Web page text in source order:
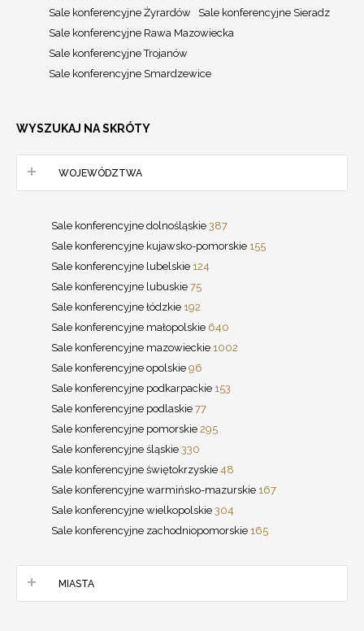
Sale konferencyjne Żyrardów
Sale konferencyjne Sieradz
Sale konferencyjne Rawa Mazowiecka
Sale konferencyjne Trojanów
Sale konferencyjne Smardzewice
WYSZUKAJ NA SKRÓTY
WOJEWÓDZTWA
Sale konferencyjne dolnośląskie 387
Sale konferencyjne kujawsko-pomorskie 155
Sale konferencyjne lubelskie 124
Sale konferencyjne lubuskie 75
Sale konferencyjne łódzkie 192
Sale konferencyjne małopolskie 640
Sale konferencyjne mazowieckie 1002
Sale konferencyjne opolskie 96
Sale konferencyjne podkarpackie 153
Sale konferencyjne podlaskie 77
Sale konferencyjne pomorskie 295
Sale konferencyjne śląskie 330
Sale konferencyjne świętokrzyskie 48
Sale konferencyjne warmińsko-mazurskie 167
Sale konferencyjne wielkopolskie 304
Sale konferencyjne zachodniopomorskie 165
MIASTA